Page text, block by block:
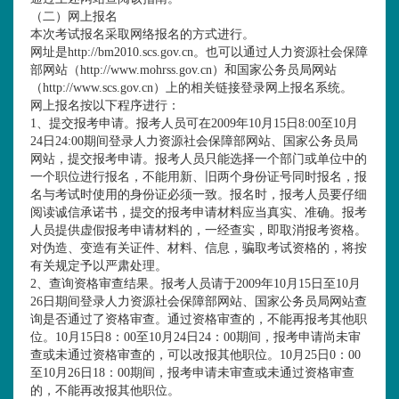
（二）
网上报名
本次考试报名采取网络报名的方式进行。
网址是http://bm2010.scs.gov.cn。也可以通过人力资源社会保障
部网站（http://www.mohrss.gov.cn）和国家公务员局网站
（http://www.scs.gov.cn）上的相关链接登录网上报名系统。
网上报名按以下程序进行：
1、提交报考申请。报考人员可在2009年10月15日8:00至10月
24日24:00期间登录人力资源社会保障部网站、国家公务员局
网站，提交报考申请。报考人员只能选择一个部门或单位中的
一个职位进行报名，不能用新、旧两个身份证号同时报名，报
名与考试时使用的身份证必须一致。报名时，报考人员要仔细
阅读诚信承诺书，提交的报考申请材料应当真实、准确。报考
人员提供虚假报考申请材料的，一经查实，即取消报考资格。
对伪造、变造有关证件、材料、信息，骗取考试资格的，将按
有关规定予以严肃处理。
2、查询资格审查结果。报考人员请于2009年10月15日至10月
26日期间登录人力资源社会保障部网站、国家公务员局网站查
询是否通过了资格审查。通过资格审查的，不能再报考其他职
位。10月15日8：00至10月24日24：00期间，报考申请尚未审
查或未通过资格审查的，可以改报其他职位。10月25日0：00
至10月26日18：00期间，报考申请未审查或未通过资格审查
的，不能再改报其他职位。